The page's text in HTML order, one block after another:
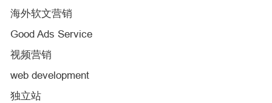
海外软文营销
Good Ads Service
视频营销
web development
独立站